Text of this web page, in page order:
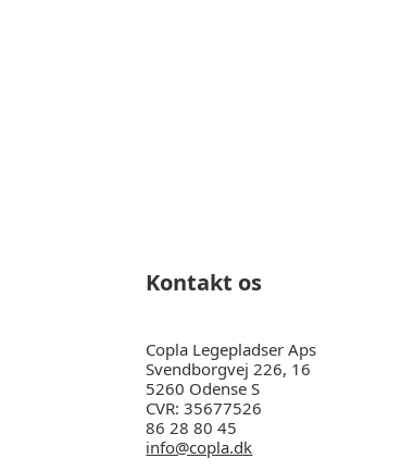
Kontakt os
Copla Legepladser Aps
Svendborgvej 226, 16
5260 Odense S
CVR: 35677526
86 28 80 45
info@copla.dk